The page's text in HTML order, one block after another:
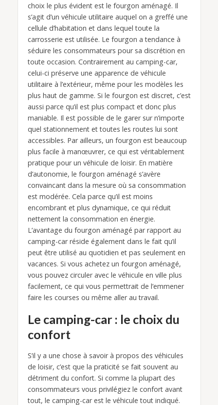
choix le plus évident est le fourgon aménagé. Il
s’agit d’un véhicule utilitaire auquel on a greffé une
cellule d’habitation et dans lequel toute la
carrosserie est utilisée. Le fourgon a tendance à
séduire les consommateurs pour sa discrétion en
toute occasion. Contrairement au camping-car,
celui-ci préserve une apparence de véhicule
utilitaire à l’extérieur, même pour les modèles les
plus haut de gamme. Si le fourgon est discret, c’est
aussi parce qu’il est plus compact et donc plus
maniable. Il est possible de le garer sur n’importe
quel stationnement et toutes les routes lui sont
accessibles. Par ailleurs, un fourgon est beaucoup
plus facile à manœuvrer, ce qui est véritablement
pratique pour un véhicule de loisir. En matière
d’autonomie, le fourgon aménagé s’avère
convaincant dans la mesure où sa consommation
est modérée. Cela parce qu’il est moins
encombrant et plus dynamique, ce qui réduit
nettement la consommation en énergie.
L’avantage du fourgon aménagé par rapport au
camping-car réside également dans le fait qu’il
peut être utilisé au quotidien et pas seulement en
vacances. Si vous achetez un fourgon aménagé,
vous pouvez circuler avec le véhicule en ville plus
facilement, ce qui vous permettrait de l’emmener
faire les courses ou même aller au travail.
Le camping-car : le choix du
confort
S’il y a une chose à savoir à propos des véhicules
de loisir, c’est que la praticité se fait souvent au
détriment du confort. Si comme la plupart des
consommateurs vous privilégiez le confort avant
tout, le camping-car est le véhicule tout indiqué.